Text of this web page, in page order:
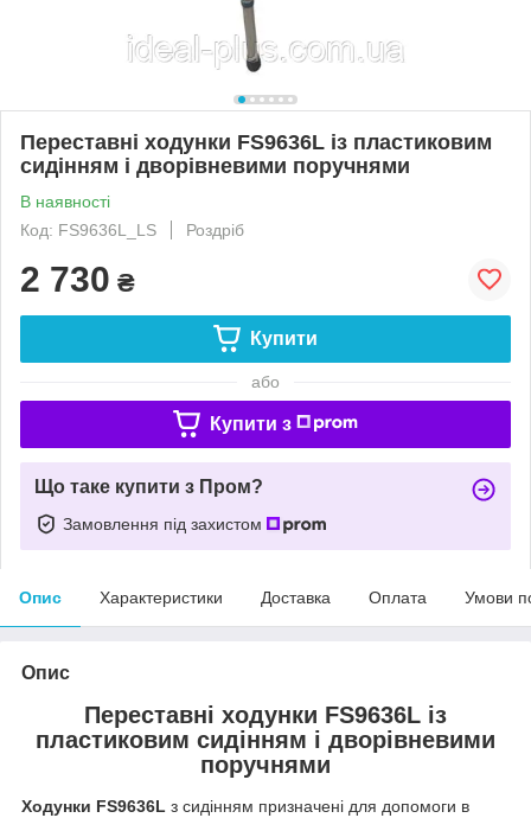
Переставні ходунки FS9636L із пластиковим
сидінням і дворівневими поручнями
В наявності
Код: FS9636L_LS
Роздріб
2 730 ₴
Купити
або
Купити з
Що таке купити з Пром?
Замовлення під захистом
Опис Характеристики Доставка Оплата Умови
Опис
Переставні ходунки FS9636L із
пластиковим сидінням і дворівневими
поручнями
Ходунки FS9636L з сидінням призначені для допомоги в